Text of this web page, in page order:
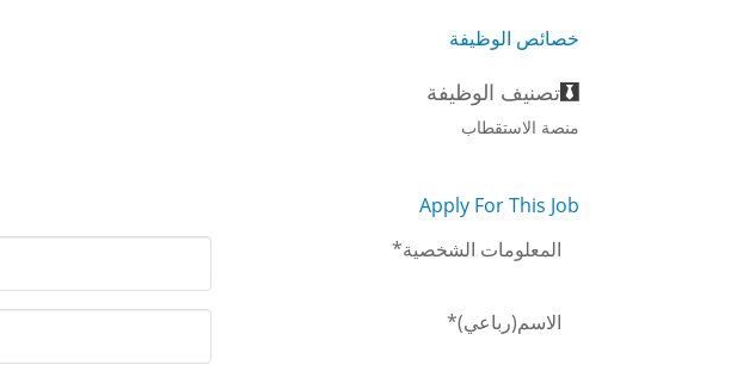
خصائص الوظيفة
تصنيف الوظيفة
منصة الاستقطاب
Apply For This Job
المعلومات الشخصية*
الاسم(رباعي)*